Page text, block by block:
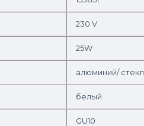
230 V
25W
алюминий/
белый
GU10